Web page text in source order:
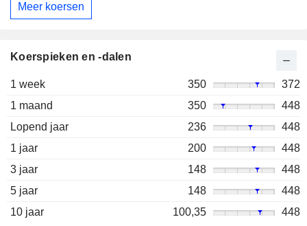
Meer koersen
Koerspieken en -dalen
1 week 350
372
1 maand
350
448
Lopend jaar
236
448
1 jaar
200
448
3 jaar
148
448
5 jaar
148
448
10 jaar
100,35 448